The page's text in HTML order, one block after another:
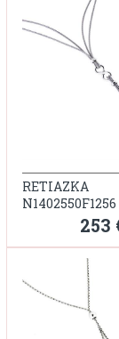
RETIAZKA
N1402550F1256
253